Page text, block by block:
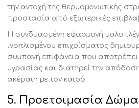
την αντοχή της θερμομονωτικής
προστασία από εξωτερικές
Η συνδυασμένη εφαρμογή
ινοπλισμένου επιχρίσματος
συμπαγή επιφάνεια που
υγρασίας και διατηρεί την
ακέραιη με τον καιρό.
5. Προετοιμασία